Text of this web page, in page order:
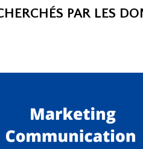
PAR LES